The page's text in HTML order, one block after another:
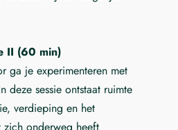
II (60 min)
ga je experimenteren met
deze sessie ontstaat ruimte
verdieping en het
zich onderweg heeft